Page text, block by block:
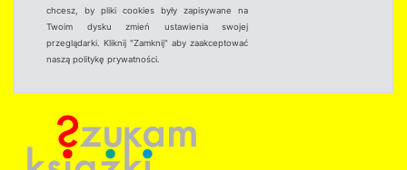
chcesz, by pliki cookies były zapisywane na
Twoim dysku zmień ustawienia swojej
przeglądarki. Kliknij "Zamknij" aby zaakceptować
naszą politykę prywatności.